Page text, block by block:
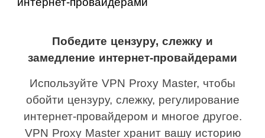
Победите цензуру, слежку и
замедление интернет-провайдерами
Используйте VPN Proxy Master, чтобы
обойти цензуру, слежку, регулирование
интернет-провайдером и многое другое.
VPN Proxy Master хранит вашу историю